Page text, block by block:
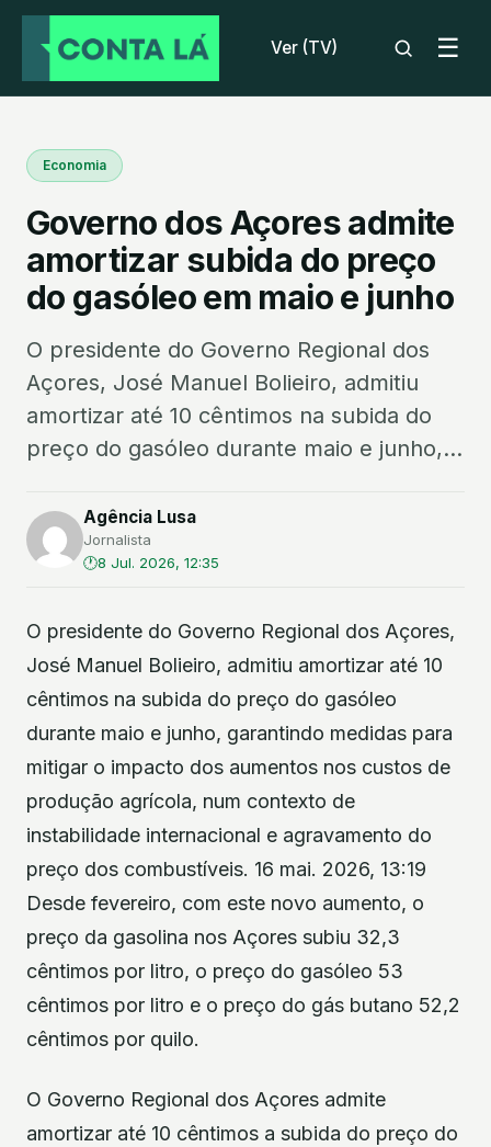
Ver (TV) ☰
Economia
Governo dos Açores admite
amortizar subida do preço
do gasóleo em maio e junho
O presidente do Governo Regional dos
Açores, José Manuel Bolieiro, admitiu
amortizar até 10 cêntimos na subida do
preço do gasóleo durante maio e junho,...
Agência Lusa
Jornalista
8 Jul. 2026, 12:35
O presidente do Governo Regional dos Açores,
José Manuel Bolieiro, admitiu amortizar até 10
cêntimos na subida do preço do gasóleo
durante maio e junho, garantindo medidas para
mitigar o impacto dos aumentos nos custos de
produção agrícola, num contexto de
instabilidade internacional e agravamento do
preço dos combustíveis. 16 mai. 2026, 13:19
Desde fevereiro, com este novo aumento, o
preço da gasolina nos Açores subiu 32,3
cêntimos por litro, o preço do gasóleo 53
cêntimos por litro e o preço do gás butano 52,2
cêntimos por quilo.
O Governo Regional dos Açores admite
amortizar até 10 cêntimos a subida do preço do